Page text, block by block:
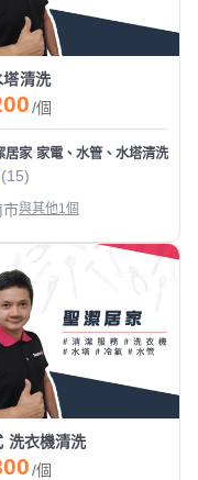
塔清洗
/個
居家 家電、水管、水塔清洗 地
(15)
市與其他1個
洗衣機清洗
/個